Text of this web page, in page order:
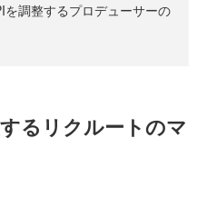
を調整するプロデューサーの
るリクルートのマ